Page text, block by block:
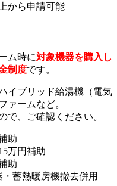
から申請可能
ム時に対象機器を購入し
制度です。
イブリッド給湯機（電気
ァームなど。
で、ご確認ください。
助
万円補助
助
・蓄熱暖房機撤去併用